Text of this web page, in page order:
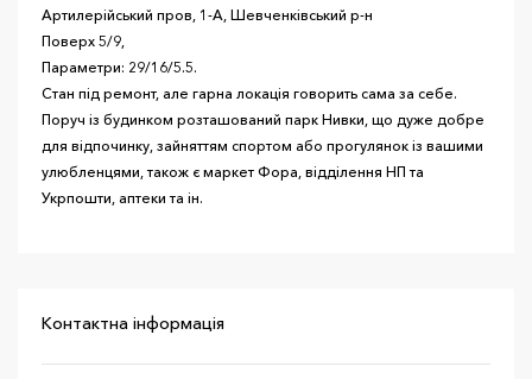
Артилерійський пров, 1-А, Шевченківський р-н
Поверх 5/9,
Параметри: 29/16/5.5.
Стан під ремонт, але гарна локація говорить сама за себе.
Поруч із будинком розташований парк Нивки, що дуже добре
для відпочинку, зайняттям спортом або прогулянок із вашими
улюбленцями, також є маркет Фора, відділення НП та
Укрпошти, аптеки та ін.
Контактна інформація